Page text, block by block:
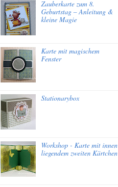
Zauberkarte zum 8.
Geburtstag – Anleitung &
kleine Magie
Karte mit magischem
Fenster
Stationarybox
Workshop - Karte mit innen
liegendem zweiten Kärtchen